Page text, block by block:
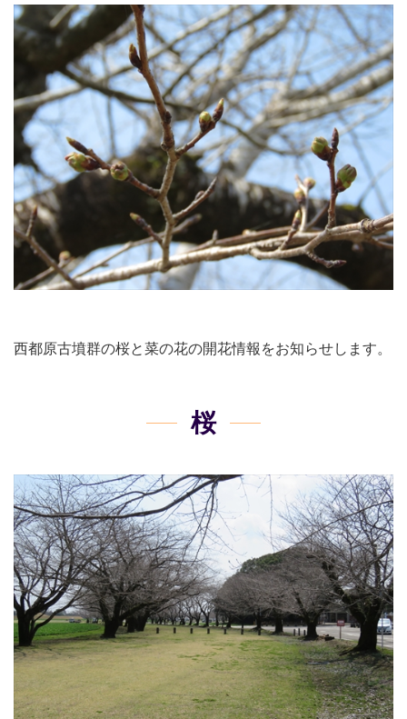
西都原古墳群の桜と菜の花の開花情報をお知らせします。
桜